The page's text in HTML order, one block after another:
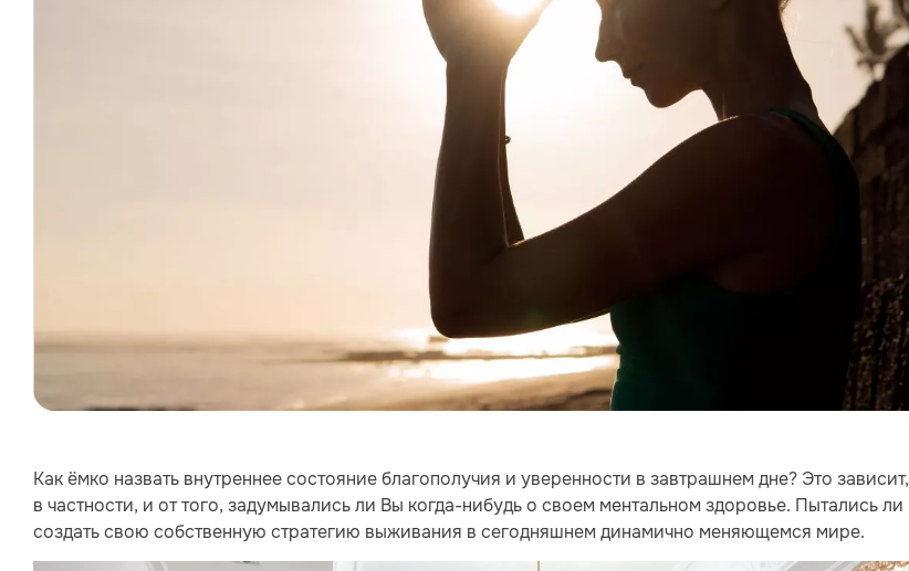
Как ёмко назвать внутреннее состояние благополучия и уверенности в завтрашнем дне? Это зависит,
в частности, и от того, задумывались ли Вы когда-нибудь о своем ментальном здоровье. Пытались ли
создать свою собственную стратегию выживания в сегодняшнем динамично меняющемся мире.